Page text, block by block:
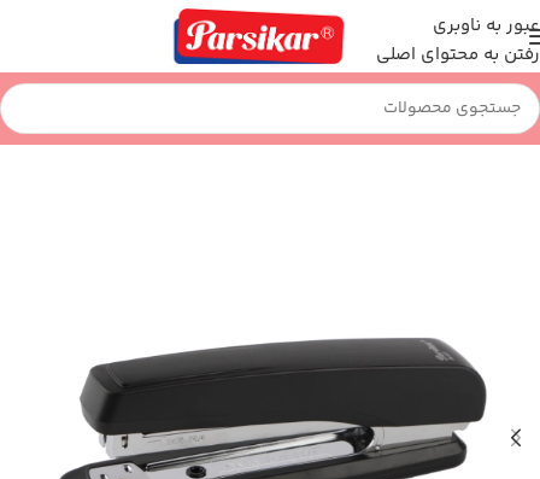
عبور به ناوبری
رفتن به محتوای اصلی
خانه اداری و بایگانی منگنه